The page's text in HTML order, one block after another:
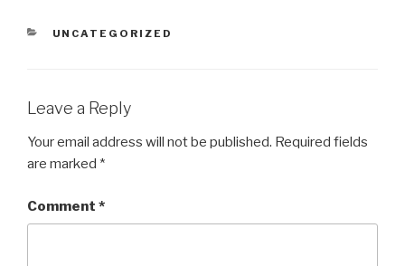
CATEGORIES
UNCATEGORIZED
Leave a Reply
Your email address will not be published. Required fields
are marked *
Comment *